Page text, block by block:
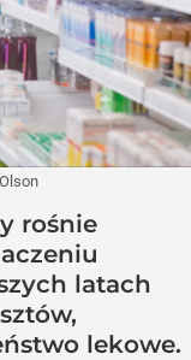
rośnie
latach
lekowe.